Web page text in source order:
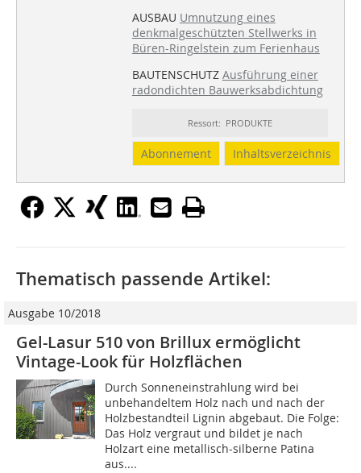
AUSBAU Umnutzung eines
denkmalgeschützten Stellwerks in
Büren-Ringelstein zum Ferienhaus
BAUTENSCHUTZ Ausführung einer
radondichten Bauwerksabdichtung
Ressort: PRODUKTE
Abonnement Inhaltsverzeichnis
Thematisch passende Artikel:
Ausgabe 10/2018
Gel-Lasur 510 von Brillux ermöglicht
Vintage-Look für Holzflächen
Durch Sonneneinstrahlung wird bei
unbehandeltem Holz nach und nach der
Holzbestandteil Lignin abgebaut. Die Folge:
Das Holz vergraut und bildet je nach
Holzart eine metallisch-silberne Patina
aus....